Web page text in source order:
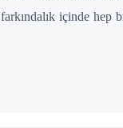
içinde hep